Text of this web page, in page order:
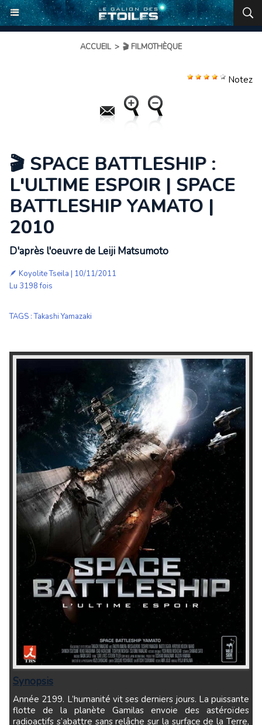
ACCUEIL > 🎬 FILMOTHÈQUE
Notez
🎬 SPACE BATTLESHIP :
L'ULTIME ESPOIR | SPACE
BATTLESHIP YAMATO |
2010
D'après l'oeuvre de Leiji Matsumoto
🪶 Koyolite Tseila | 10/11/2011
Lu 3198 fois
TAGS :Takashi Yamazaki
Synopsis
Année 2199. L’humanité vit ses derniers jours. La puissante
flotte de la planète Gamilas envoie des astéroïdes
radioactifs s’abattre sans relâche sur la surface de la Terre,